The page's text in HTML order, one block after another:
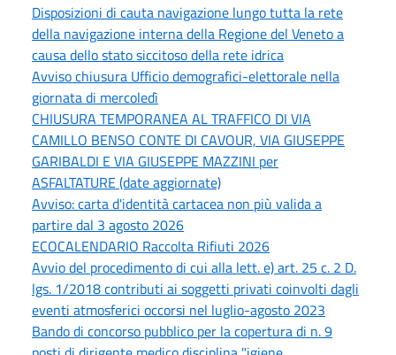
Disposizioni di cauta navigazione lungo tutta la rete
della navigazione interna della Regione del Veneto a
causa dello stato siccitoso della rete idrica
Avviso chiusura Ufficio demografici-elettorale nella
giornata di mercoledì
CHIUSURA TEMPORANEA AL TRAFFICO DI VIA
CAMILLO BENSO CONTE DI CAVOUR, VIA GIUSEPPE
GARIBALDI E VIA GIUSEPPE MAZZINI per
ASFALTATURE (date aggiornate)
Avviso: carta d'identità cartacea non più valida a
partire dal 3 agosto 2026
ECOCALENDARIO Raccolta Rifiuti 2026
Avvio del procedimento di cui alla lett. e) art. 25 c. 2 D.
lgs. 1/2018 contributi ai soggetti privati coinvolti dagli
eventi atmosferici occorsi nel luglio-agosto 2023
Bando di concorso pubblico per la copertura di n. 9